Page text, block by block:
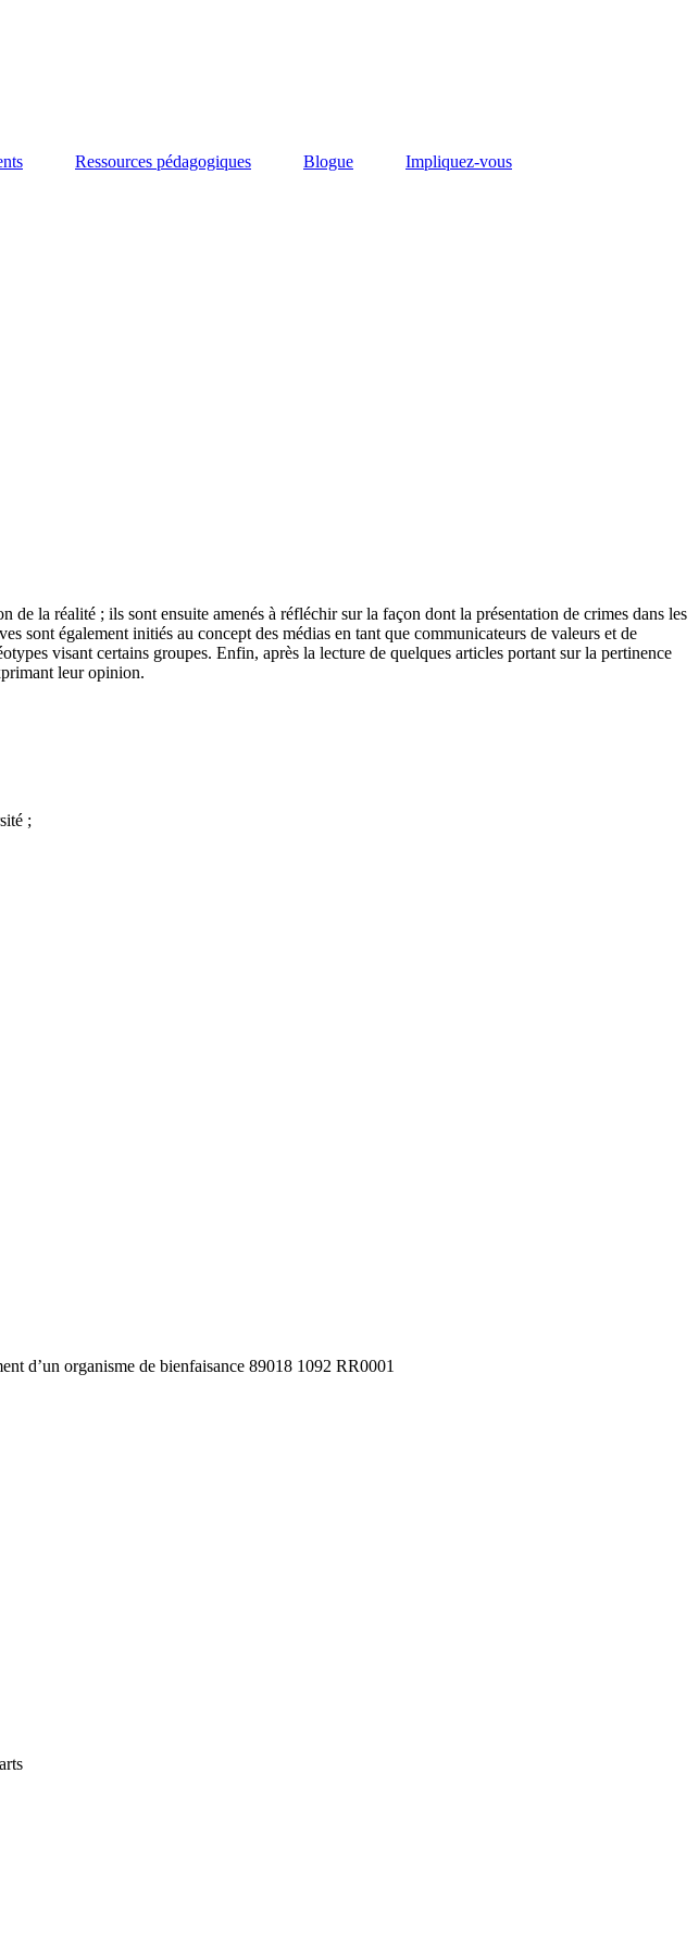
Ressources pédagogiques Blogue Impliquez-vous
la réalité ; ils sont ensuite amenés à réfléchir sur la façon dont la présentation de crimes dans les
sont également initiés au concept des médias en tant que communicateurs de valeurs et de
visant certains groupes. Enfin, après la lecture de quelques articles portant sur la pertinence
leur opinion.
;
d’un organisme de bienfaisance 89018 1092 RR0001